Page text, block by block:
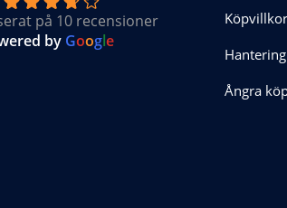
på 10 recensioner
by Google
Köpvillkor
Ångra